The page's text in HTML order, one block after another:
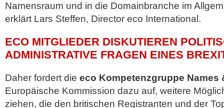
Namensraum und in die Domainbranche im
erklärt Lars Steffen, Director eco International.
ECO MITGLIEDER DISKUTIEREN
ADMINISTRATIVE FRAGEN EINES
Daher fordert die eco Kompetenzgruppe Names
Europäische Kommission dazu auf, weitere
ziehen, die den britischen Registranten und der